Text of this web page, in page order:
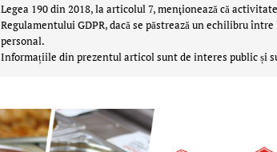
Legea 190 din 2018, la articolul 7, menţionează că
Regulamentului GDPR, dacă se păstrează un echilibru
personal.
Informațiile din prezentul articol sunt de interes public și